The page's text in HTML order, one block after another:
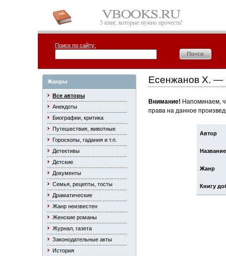
5 книг, которые нужно прочесть!
Поиск по сайту:
Жанры
Все авторы
Анекдоты
Биографии, критика
Путешествия, животные
Гороскопы, гадания и т.п.
Детективы
Детские
Документы
Семья, рецепты, тосты
Драматические
Жанр неизвестен
Женские романы
Журнал, газета
Законодательные акты
История
Есенжанов Х. —
Внимание! Напоминаем,
права на данное
Автор
Название
Жанр
Книгу